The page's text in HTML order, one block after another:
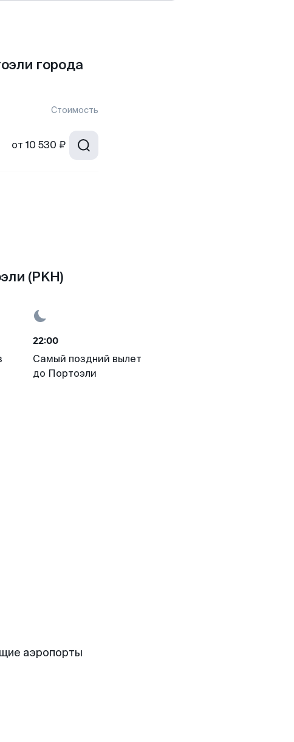
города
Стоимость
от 10 530 ₽
(PKH)
22:00
Самый поздний вылет
до Портоэли
аэропорты